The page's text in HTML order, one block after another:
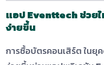
แอป Eventtech ช่วย
ง่ายขึ้น
การซื้อบัตรคอนเสิร์ต ในยุ